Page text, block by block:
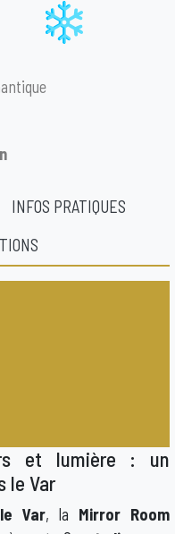
INFOS PRATIQUES
et lumière : un
le Var
Var, la Mirror Room